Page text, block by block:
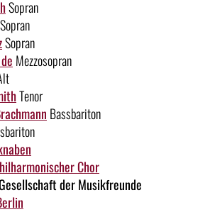
Sopran
Sopran
Sopran
Mezzosopran
Tenor
Bassbariton
Chor
der Musikfreunde